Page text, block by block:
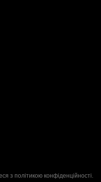
з політикою конфіденційності.